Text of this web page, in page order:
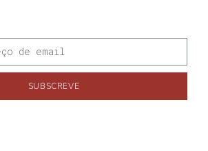
SUBSCREVE